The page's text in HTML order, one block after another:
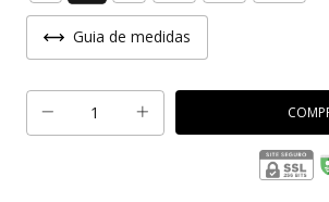
Guia de medidas